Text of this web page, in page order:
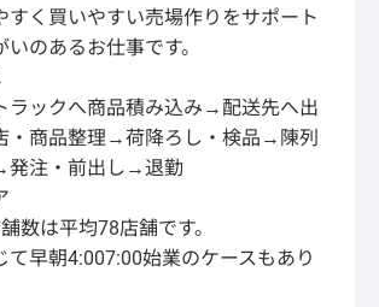
すく買いやすい売場作りをサポート
のあるお仕事です。
ラックへ商品積み込み→配送先へ出
・商品整理→荷降ろし・検品→陳列
注・前出し→退勤
数は平均78店舗です。
て早朝4:007:00始業のケースもあり